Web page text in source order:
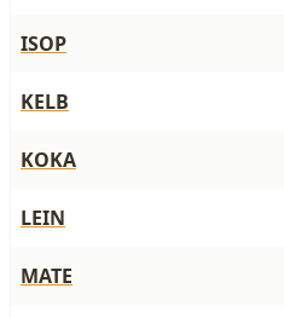
ISOP
KELB
KOKA
LEIN
MATE